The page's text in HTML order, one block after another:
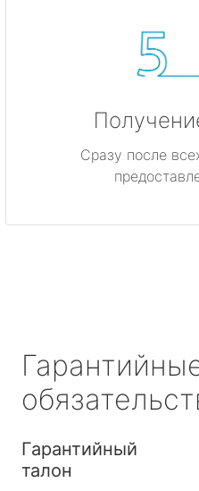
Сразу после
Гарантийный
талон